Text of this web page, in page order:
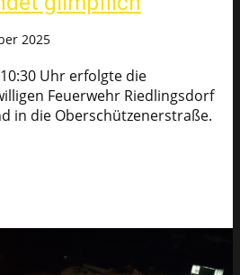
2025
Uhr erfolgte die
Feuerwehr Riedlingsdorf
in die Oberschützenerstraße.